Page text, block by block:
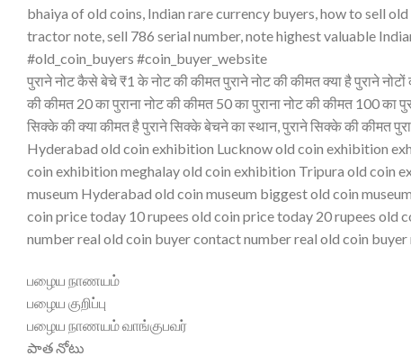
bhaiya of old coins, Indian rare currency buyers, how to sell
tractor note, sell 786 serial number, note highest valuable
#old_coin_buyers #coin_buyer_website
पुराने नोट कैसे बेचे ₹1 के नोट की कीमत पुराने नोट की कीमत क्या है पुराने नोटों
की कीमत 20 का पुराना नोट की कीमत 50 का पुराना नोट की कीमत 100 का
सिक्के की क्या कीमत है पुराने सिक्के बेचने का स्थान, पुराने सिक्के की
Hyderabad old coin exhibition Lucknow old coin exhibition
coin exhibition meghalay old coin exhibition Tripura old coin
museum Hyderabad old coin museum biggest old coin
coin price today 10 rupees old coin price today 20 rupees
number real old coin buyer contact number real old coin
பழைய நாணயம்
பழைய குறிப்பு
பழைய நாணயம் வாங்குபவர்
పాత నోటు